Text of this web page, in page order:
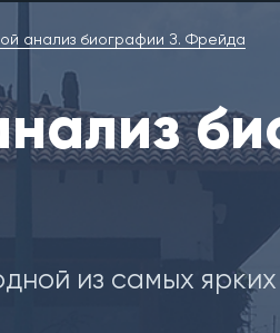
анализ биографии З. Фрейда
из самых